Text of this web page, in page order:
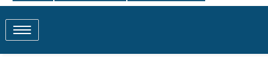
Toggle navigation